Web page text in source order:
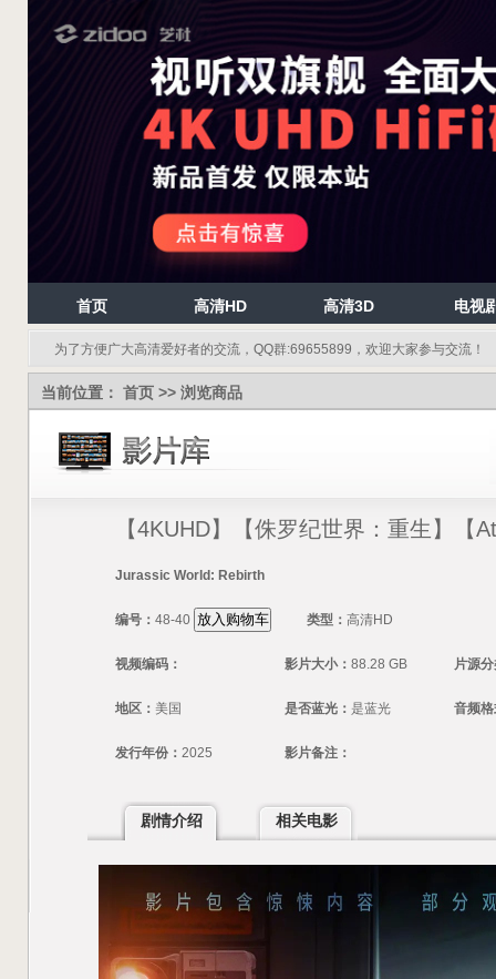
首页 高清HD 高清3D 电视
为了方便广大高清爱好者的交流，QQ群:69655899，欢迎大家参与交流！
当前位置： 首页 >> 浏览商品
【4KUHD】【侏罗纪世界：重生】【
Jurassic World: Rebirth
编号： 48-40 类型： 高清HD
视频编码： 影片大小： 88.28 GB 片源
地区： 美国 是否蓝光： 是蓝光 音频
发行年份： 2025 影片备注：
剧情介绍 相关电影